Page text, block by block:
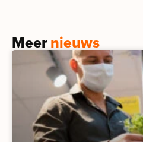
Meernieuws